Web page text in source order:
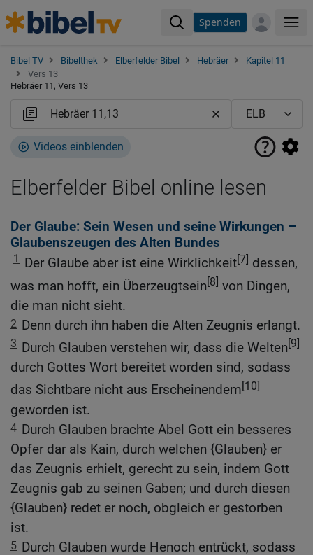
Spenden
Bibel TV Bibelthek Elberfelder Bibel Hebräer
Kapitel 11
Vers 13
Hebräer 11, Vers 13
Videos einblenden
Elberfelder Bibel online lesen
Der Glaube: Sein Wesen und seine Wirkungen –
Glaubenszeugen des Alten Bundes
1 Der Glaube aber ist eine Wirklichkeit[7] dessen,
was man hofft, ein Überzeugtsein[8] von Dingen,
die man nicht sieht.
2 Denn durch ihn haben die Alten Zeugnis erlangt.
3 Durch Glauben verstehen wir, dass die Welten[9]
durch Gottes Wort bereitet worden sind, sodass
das Sichtbare nicht aus Erscheinendem[10]
geworden ist.
4 Durch Glauben brachte Abel Gott ein besseres
Opfer dar als Kain, durch welchen {Glauben} er
das Zeugnis erhielt, gerecht zu sein, indem Gott
Zeugnis gab zu seinen Gaben; und durch diesen
{Glauben} redet er noch, obgleich er gestorben
ist.
5 Durch Glauben wurde Henoch entrückt, sodass